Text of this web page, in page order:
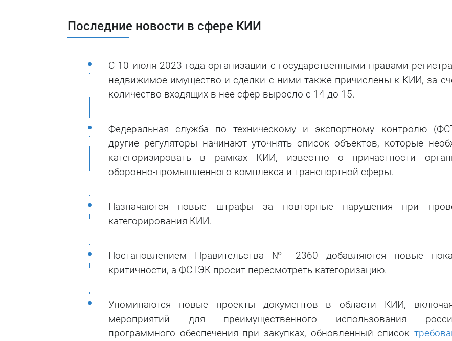
Последние новости в сфере КИИ
С 10 июля 2023 года организации с государственными правами
недвижимое имущество и сделки с ними также причислены к КИИ, за
количество входящих в нее сфер выросло с 14 до 15.
Федеральная служба по техническому и экспортному контролю
другие регуляторы начинают уточнять список объектов, которые
категоризировать в рамках КИИ, известно о причастности
оборонно-промышленного комплекса и транспортной сферы.
Назначаются новые штрафы за повторные нарушения при
категорирования КИИ.
Постановлением Правительства № 2360 добавляются новые
критичности, а ФСТЭК просит пересмотреть категоризацию.
Упоминаются новые проекты документов в области КИИ,
мероприятий для преимущественного использования
программного обеспечения при закупках, обновленный список